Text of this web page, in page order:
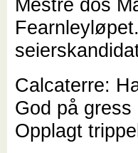
Mestre dos
Calcaterre:
God på
Opplagt